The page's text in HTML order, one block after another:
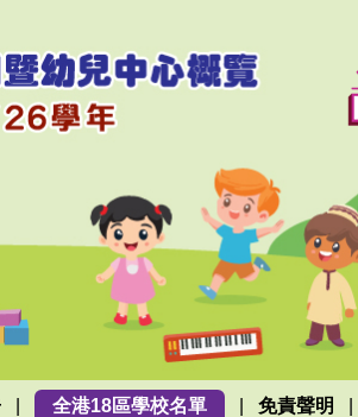
全港18區學校名單 免責聲明